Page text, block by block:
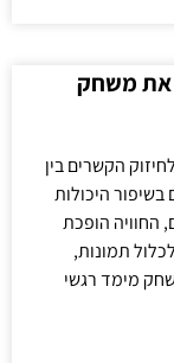
את משחק
הקשרים בין
היכולות
החוויה הופכת
תמונות,
מימד רגשי